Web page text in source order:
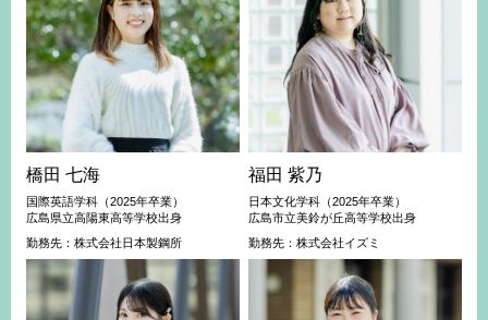
橋田 七海
国際英語学科（2025年卒業）
広島県立高陽東高等学校出身
勤務先：株式会社日本製鋼所
福田 紫乃
日本文化学科（2025年卒業）
広島市立美鈴が丘高等学校出身
勤務先：株式会社イズミ